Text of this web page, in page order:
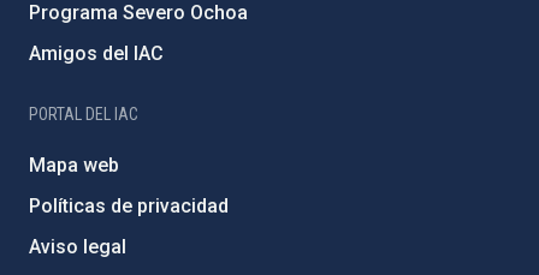
Programa Severo Ochoa
Amigos del IAC
PORTAL DEL IAC
Mapa web
Políticas de privacidad
Aviso legal